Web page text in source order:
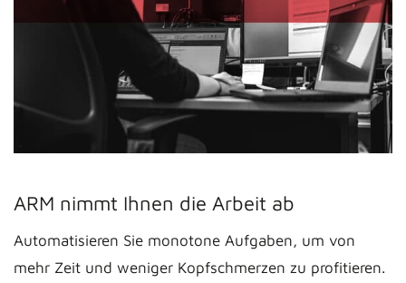
ARM nimmt Ihnen die Arbeit ab
Automatisieren Sie monotone Aufgaben, um von
mehr Zeit und weniger Kopfschmerzen zu profitieren.